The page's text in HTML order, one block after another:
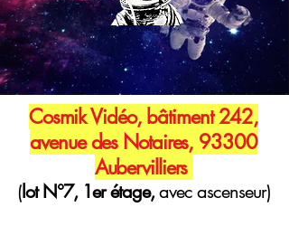
Cosmik Vidéo, bâtiment 242,
avenue des Notaires, 93300
Aubervilliers
(lot N°7, 1er étage,avec ascenseur)